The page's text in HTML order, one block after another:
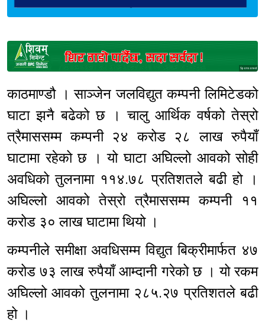
Sponsored
काठमाण्डौ । साञ्जेन जलविद्युत कम्पनी लिमिटेडको
घाटा झनै बढेको छ । चालु आर्थिक वर्षको तेस्रो
त्रैमाससम्म कम्पनी २४ करोड २८ लाख रुपैयाँ
घाटामा रहेको छ । यो घाटा अघिल्लो आवको सोही
अवधिको तुलनामा ११४.७८ प्रतिशतले बढी हो ।
अघिल्लो आवको तेस्रो त्रैमाससम्म कम्पनी ११
करोड ३० लाख घाटामा थियो ।
कम्पनीले समीक्षा अवधिसम्म विद्युत बिक्रीमार्फत ४७
करोड ७३ लाख रुपैयाँ आम्दानी गरेको छ । यो रकम
अघिल्लो आवको तुलनामा २८५.२७ प्रतिशतले बढी
हो ।